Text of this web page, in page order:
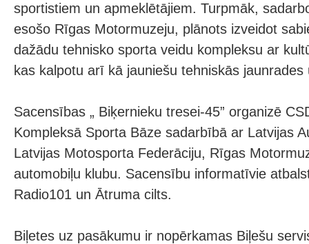
sportistiem un apmeklētājiem. Turpmāk,
esošo Rīgas Motormuzeju, plānots izveidot
dažādu tehnisko sporta veidu kompleksu ar
kas kalpotu arī kā jauniešu tehniskās
Sacensības „ Biķernieku tresei-45” organizē
Kompleksā Sporta Bāze sadarbībā ar Latvijas
Latvijas Motosporta Federāciju, Rīgas
automobiļu klubu. Sacensību informatīvie
Radio101 un Ātruma cilts.
Biļetes uz pasākumu ir nopērkamas Biļešu